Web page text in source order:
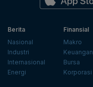
Berita
Nasional
Industri
Internasional
Energi
Finansial
Makro
Keuangan
Bursa
Korporasi